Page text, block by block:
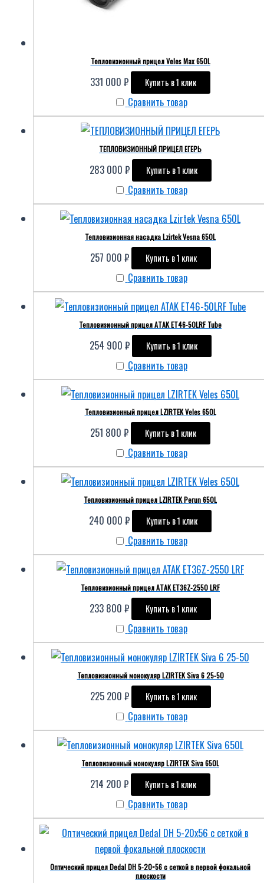
Тепловизионный прицел Veles Max 650L
331 000 ₽ Купить в 1 клик
Сравнить товар
ТЕПЛОВИЗИОННЫЙ ПРИЦЕЛ ЕГЕРЬ
283 000 ₽ Купить в 1 клик
Сравнить товар
Тепловизионная насадка Lzirtek Vesna 650L
257 000 ₽ Купить в 1 клик
Сравнить товар
Тепловизионный прицел ATAK ET46-50LRF Tube
254 900 ₽ Купить в 1 клик
Сравнить товар
Тепловизионный прицел LZIRTEK Veles 650L
251 800 ₽ Купить в 1 клик
Сравнить товар
Тепловизионный прицел LZIRTEK Perun 650L
240 000 ₽ Купить в 1 клик
Сравнить товар
Тепловизионный прицел ATAK ET36Z-2550 LRF
233 800 ₽ Купить в 1 клик
Сравнить товар
Тепловизионный монокуляр LZIRTEK Siva 6 25-50
225 200 ₽ Купить в 1 клик
Сравнить товар
Тепловизионный монокуляр LZIRTEK Siva 650L
214 200 ₽ Купить в 1 клик
Сравнить товар
Оптический прицел Dedal DH 5-20×56 с сеткой в первой фокальной
плоскости